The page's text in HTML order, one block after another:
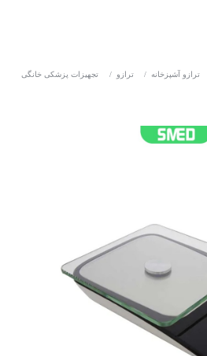
ترازو آشپزخانه / ترازو / تجهیزات پزشکی خانگی